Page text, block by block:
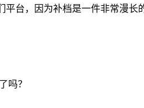
台，因为补档是一件非常漫长
吗？